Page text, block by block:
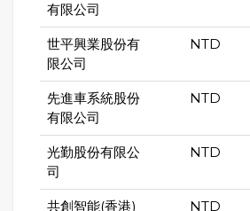
有限公司
世平興業股份有
限公司
NTD
先進車系統股份
有限公司
NTD
光勤股份有限公
司
NTD
共創智能(香港)
NTD